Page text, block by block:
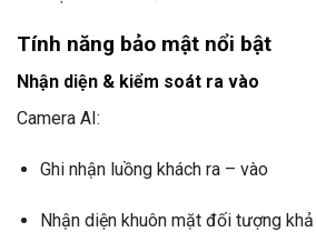
Tính năng bảo mật nổi bật
Nhận diện & kiểm soát ra vào
Camera AI:
Ghi nhận luồng khách ra – vào
Nhận diện khuôn mặt đối tượng